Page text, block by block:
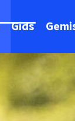
Gids